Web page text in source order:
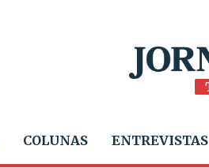
COLUNAS ENTREVISTAS